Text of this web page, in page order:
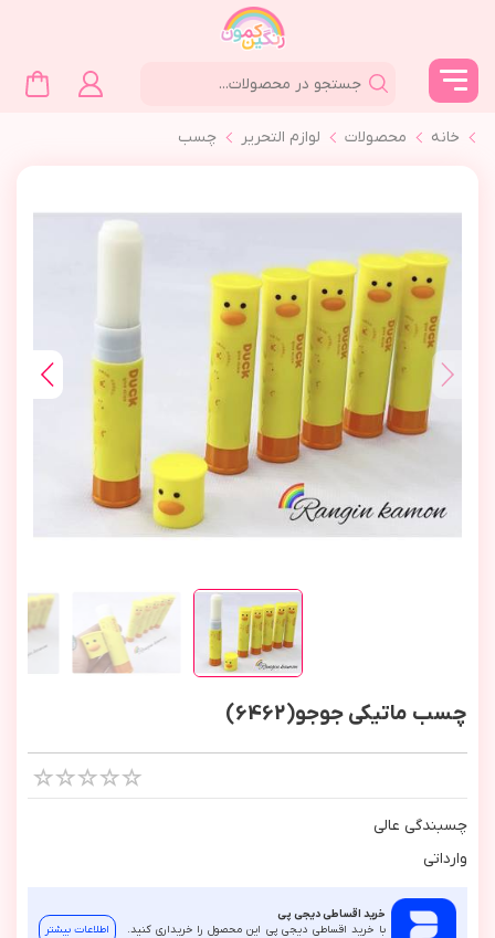
خانه محصولات لوازم التحرير چسب
چسب ماتیکی جوجو(6462)
چسبندگي عالي
وارداتي
خرید اقساطی دیجی پی
با خرید اقساطی دیجی پی این محصول را خریداری کنید.
اطلاعات بیشتر